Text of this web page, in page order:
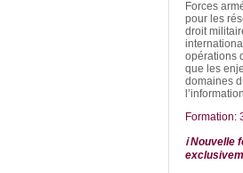
Forces
pour les
droit
opérations
que les
domaines
Formation:
ℹ️ Nouvelle